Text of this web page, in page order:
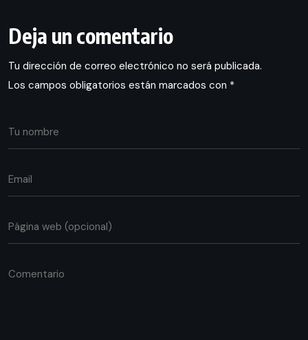
Deja un comentario
Tu dirección de correo electrónico no será publicada.
Los campos obligatorios están marcados con *